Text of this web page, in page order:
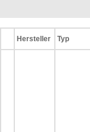
Hersteller Typ